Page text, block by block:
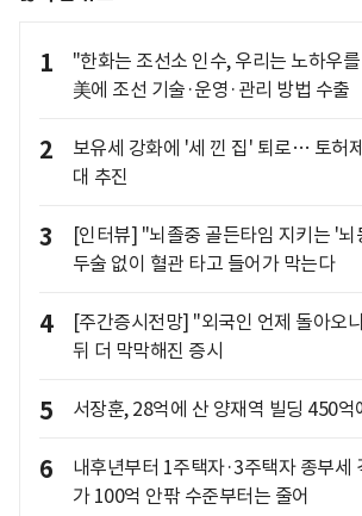
1
"한화는 조선소 인수, 우리는 노하우
美에 조선 기술·운영·관리 방법 수출
2
보유세 강화에 '세 낀 집' 퇴로… 토허
대 추진
3
[인터뷰] "뇌졸중 골든타임 지키는 '
두술 없이 혈관 타고 들어가 막는다
4
[주간증시전망] "외국인 언제 돌아오
뒤 더 막막해진 증시
5 서장훈, 28억에 산 양재역 빌딩 450억
6
내후년부터 1주택자·3주택자 종부세
가 100억 안팎 수준부터는 줄어